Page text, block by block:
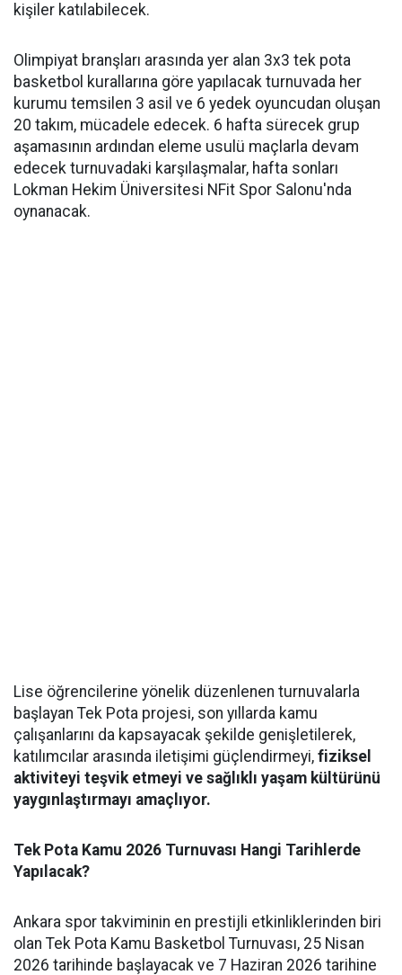
kişiler katılabilecek.
Olimpiyat branşları arasında yer alan 3x3 tek pota
basketbol kurallarına göre yapılacak turnuvada her
kurumu temsilen 3 asil ve 6 yedek oyuncudan oluşan
20 takım, mücadele edecek. 6 hafta sürecek grup
aşamasının ardından eleme usulü maçlarla devam
edecek turnuvadaki karşılaşmalar, hafta sonları
Lokman Hekim Üniversitesi NFit Spor Salonu'nda
oynanacak.
Lise öğrencilerine yönelik düzenlenen turnuvalarla
başlayan Tek Pota projesi, son yıllarda kamu
çalışanlarını da kapsayacak şekilde genişletilerek,
katılımcılar arasında iletişimi güçlendirmeyi, fiziksel
aktiviteyi teşvik etmeyi ve sağlıklı yaşam kültürünü
yaygınlaştırmayı amaçlıyor.
Tek Pota Kamu 2026 Turnuvası Hangi Tarihlerde
Yapılacak?
Ankara spor takviminin en prestijli etkinliklerinden biri
olan Tek Pota Kamu Basketbol Turnuvası, 25 Nisan
2026 tarihinde başlayacak ve 7 Haziran 2026 tarihine